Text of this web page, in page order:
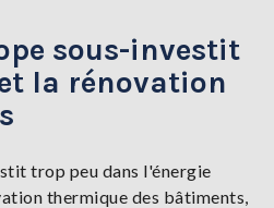
sous-investit
la rénovation
trop peu dans l'énergie
thermique des bâtiments,